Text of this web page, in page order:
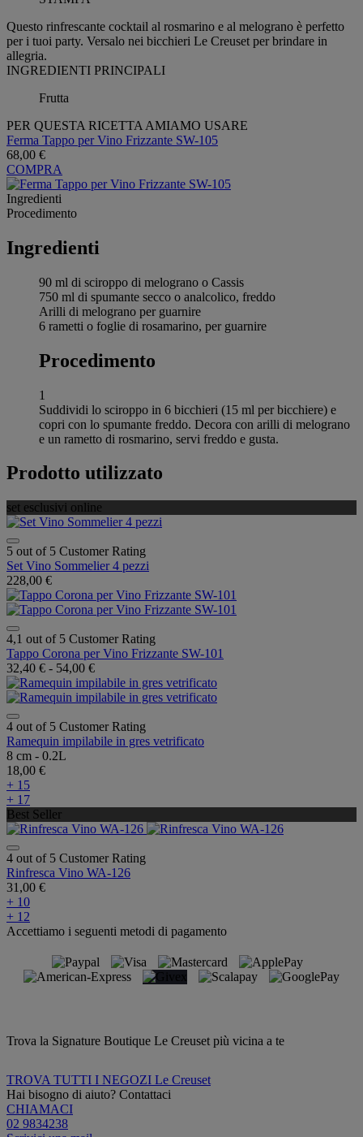
Questo rinfrescante cocktail al rosmarino e al melograno è perfetto
per i tuoi party. Versalo nei bicchieri Le Creuset per brindare in
allegria.
INGREDIENTI PRINCIPALI
Frutta
PER QUESTA RICETTA AMIAMO USARE
Ferma Tappo per Vino Frizzante SW-105
68,00 €
COMPRA
Ingredienti
Procedimento
Ingredienti
90 ml di sciroppo di melograno o Cassis
750 ml di spumante secco o analcolico, freddo
Arilli di melograno per guarnire
6 rametti o foglie di rosamarino, per guarnire
Procedimento
1
Suddividi lo sciroppo in 6 bicchieri (15 ml per bicchiere) e
copri con lo spumante freddo. Decora con arilli di melograno
e un rametto di rosmarino, servi freddo e gusta.
Prodotto utilizzato
set esclusivi online
5 out of 5 Customer Rating
Set Vino Sommelier 4 pezzi
228,00 €
4,1 out of 5 Customer Rating
Tappo Corona per Vino Frizzante SW-101
32,40 € - 54,00 €
4 out of 5 Customer Rating
Ramequin impilabile in gres vetrificato
8 cm - 0.2L
18,00 €
+ 15
+ 17
Best Seller
4 out of 5 Customer Rating
Rinfresca Vino WA-126
31,00 €
+ 10
+ 12
Accettiamo i seguenti metodi di pagamento
Trova la Signature Boutique Le Creuset più vicina a te
TROVA TUTTI I NEGOZI Le Creuset
Hai bisogno di aiuto? Contattaci
CHIAMACI
02 9834238